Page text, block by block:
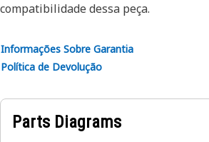
compatibilidade dessa peça.
Informações Sobre Garantia
Política de Devolução
Parts Diagrams